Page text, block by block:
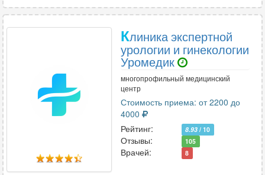
Клиника экспертной
урологии и гинекологии
Уромедик
многопрофильный медицинский
центр
Стоимость приема: от 2200 до
4000
Рейтинг:
8.93 / 10
Отзывы: 105
Врачей: 8